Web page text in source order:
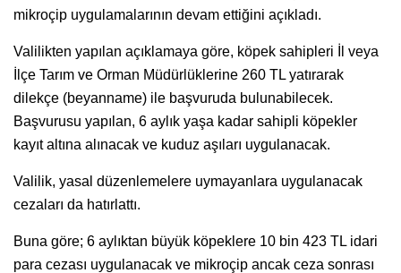
mikroçip uygulamalarının devam ettiğini açıkladı.
Valilikten yapılan açıklamaya göre, köpek sahipleri İl veya
İlçe Tarım ve Orman Müdürlüklerine 260 TL yatırarak
dilekçe (beyanname) ile başvuruda bulunabilecek.
Başvurusu yapılan, 6 aylık yaşa kadar sahipli köpekler
kayıt altına alınacak ve kuduz aşıları uygulanacak.
Valilik, yasal düzenlemelere uymayanlara uygulanacak
cezaları da hatırlattı.
Buna göre; 6 aylıktan büyük köpeklere 10 bin 423 TL idari
para cezası uygulanacak ve mikroçip ancak ceza sonrası